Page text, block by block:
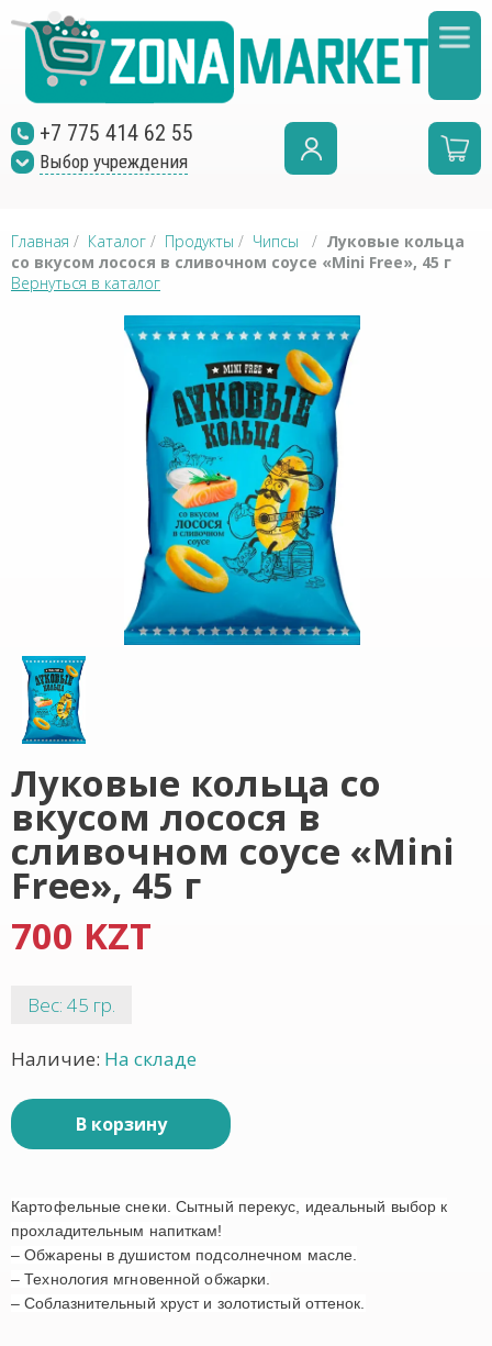
+7 775 414 62 55
Выбор учреждения
Главная / Каталог / Продукты / Чипсы / Луковые кольца
со вкусом лосося в сливочном соусе «Mini Free», 45 г
Вернуться в каталог
Луковые кольца со
вкусом лосося в
сливочном соусе «Mini
Free», 45 г
700 KZT
Вес: 45 гр.
Наличие: На складе
В корзину
Картофельные снеки. Сытный перекус, идеальный выбор к
прохладительным напиткам!
– Обжарены в душистом подсолнечном масле.
– Технология мгновенной обжарки.
– Соблазнительный хруст и золотистый оттенок.